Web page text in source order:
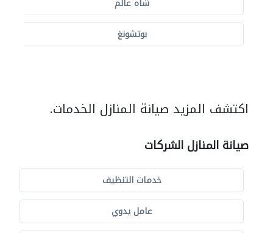
شاه عالم
بوتشونغ
اكتشف المزيد صيانة المنازل الخدمات.
صيانة المنازل الشركات
خدمات التنظيف
عامل يدوي